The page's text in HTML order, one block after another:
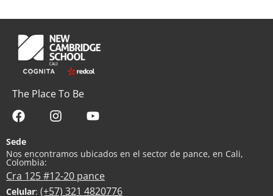
The Place To Be
Sede
Nos encontramos ubicados en el sector de pance, en Cali,
Colombia:
Cra 125 #12-20 pance
Celular: (+57) 321 4820776